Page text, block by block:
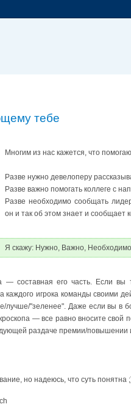
тебе
Многим из нас кажется, что
Разве нужно девелоперу
Разве важно помогать коллеге с
Разве необходимо сообщать
он и так об этом знает и сообщает
Я скажу: Нужно, Важно,
— составная его часть. Если вы
каждого игрока команды своими
"зеленее". Даже если вы в
— все равно вносите свой
раздаче премии/повышении
но надеюсь, что суть понятна